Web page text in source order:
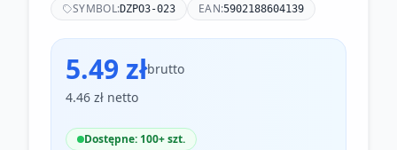
SYMBOL:DZPO3-023 EAN:5902188604139
5.49 złbrutto
4.46 zł netto
Dostępne: 100+ szt.